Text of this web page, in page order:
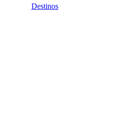
Destinos